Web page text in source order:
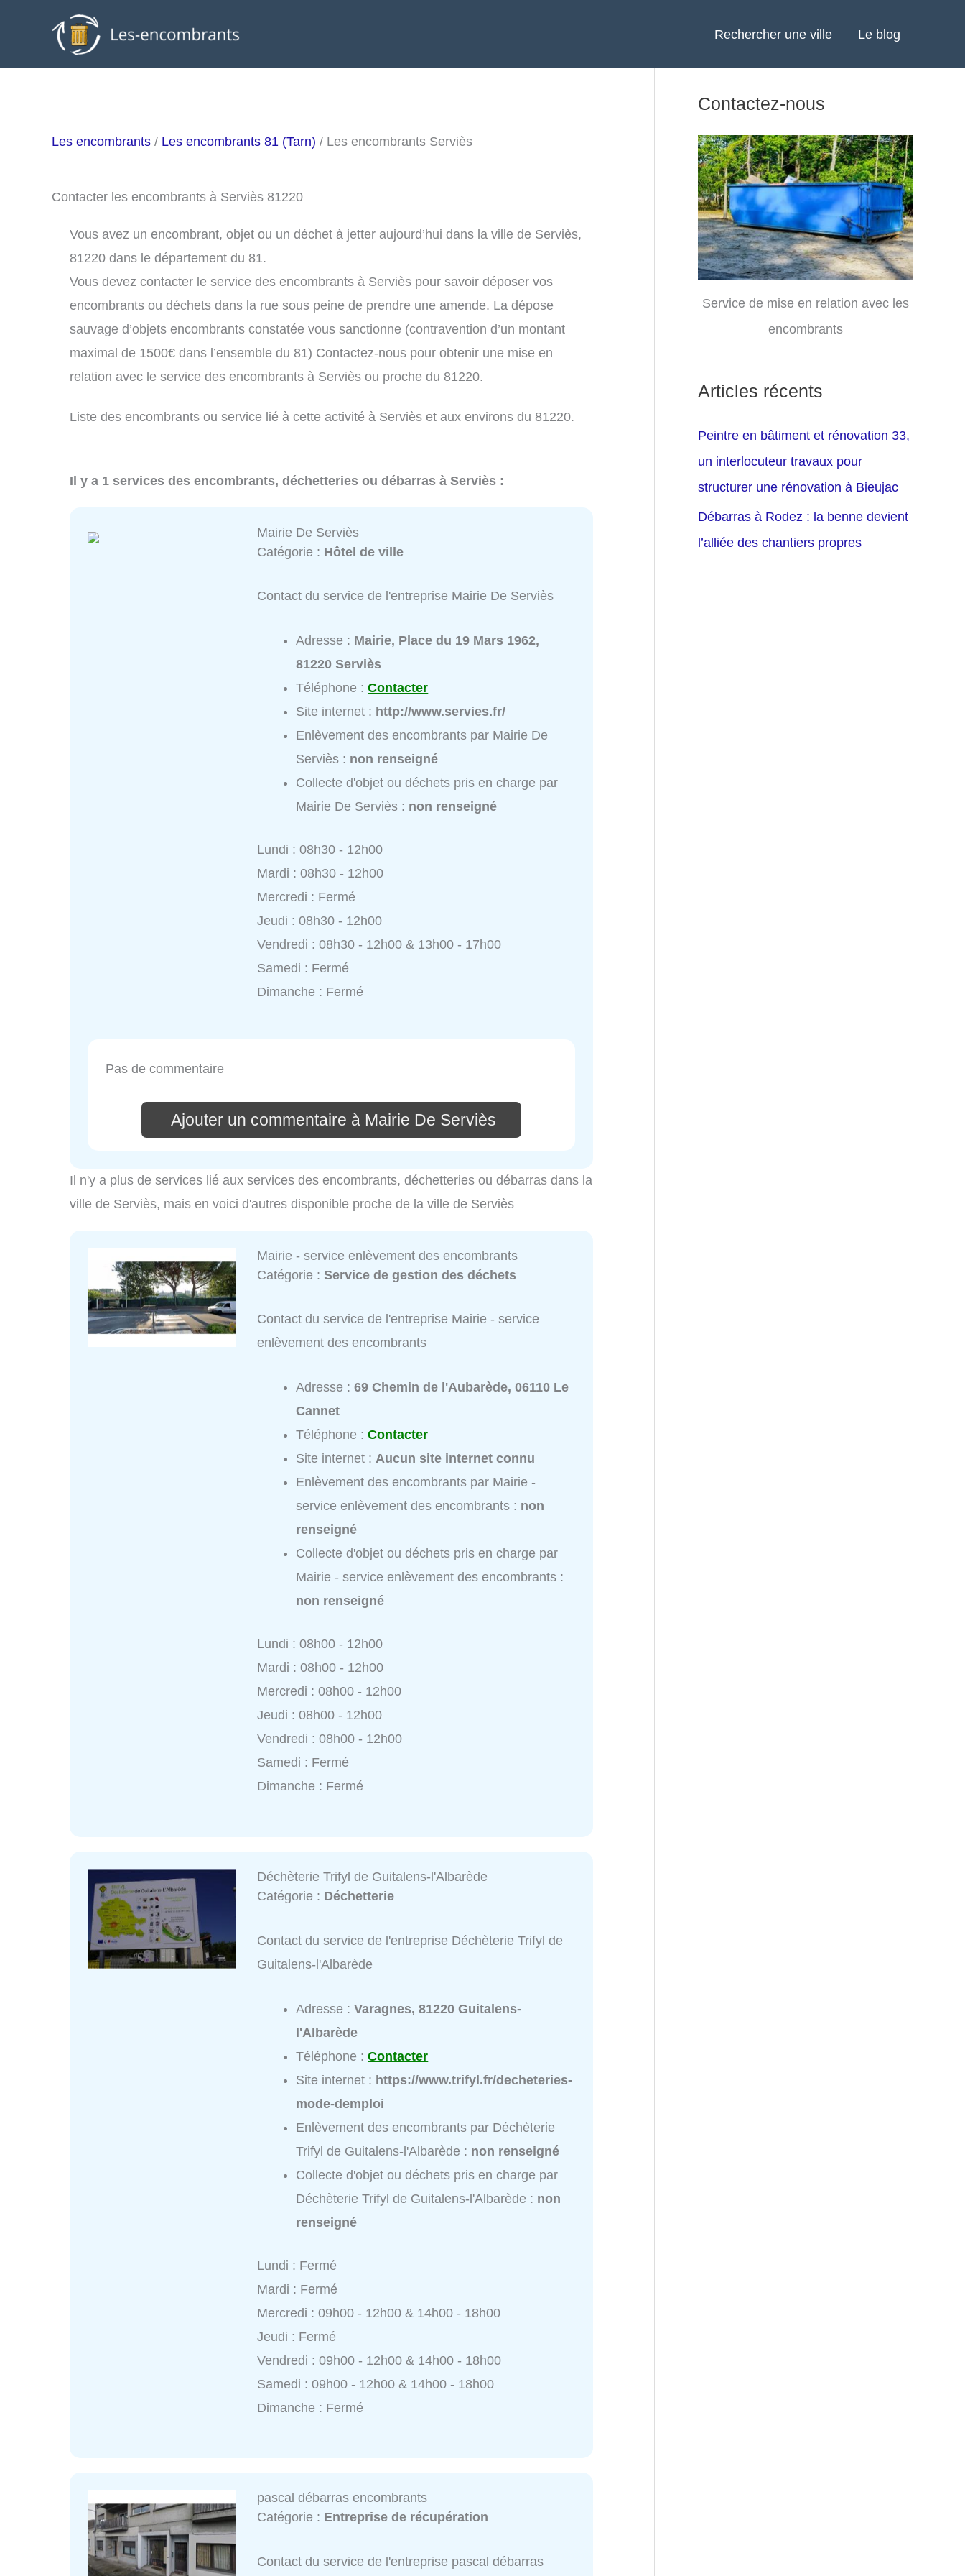
Rechercher une ville Le blog
Les encombrants / Les encombrants 81 (Tarn) / Les encombrants Serviès
Contacter les encombrants à Serviès 81220
Vous avez un encombrant, objet ou un déchet à jetter aujourd’hui dans la ville de Serviès,
81220 dans le département du 81.
Vous devez contacter le service des encombrants à Serviès pour savoir déposer vos
encombrants ou déchets dans la rue sous peine de prendre une amende. La dépose
sauvage d’objets encombrants constatée vous sanctionne (contravention d’un montant
maximal de 1500€ dans l’ensemble du 81) Contactez-nous pour obtenir une mise en
relation avec le service des encombrants à Serviès ou proche du 81220.
Liste des encombrants ou service lié à cette activité à Serviès et aux environs du 81220.
Il y a 1 services des encombrants, déchetteries ou débarras à Serviès :
Mairie De Serviès
Catégorie : Hôtel de ville
Contact du service de l'entreprise Mairie De Serviès
Adresse : Mairie, Place du 19 Mars 1962,
81220 Serviès
Téléphone :Contacter
Site internet : http://www.servies.fr/
Enlèvement des encombrants par Mairie De
Serviès : non renseigné
Collecte d'objet ou déchets pris en charge par
Mairie De Serviès : non renseigné
Lundi : 08h30 - 12h00
Mardi : 08h30 - 12h00
Mercredi : Fermé
Jeudi : 08h30 - 12h00
Vendredi : 08h30 - 12h00 & 13h00 - 17h00
Samedi : Fermé
Dimanche : Fermé
Pas de commentaire
Ajouter un commentaire à Mairie De Serviès
Il n'y a plus de services lié aux services des encombrants, déchetteries ou débarras dans la
ville de Serviès, mais en voici d'autres disponible proche de la ville de Serviès
Mairie - service enlèvement des encombrants
Catégorie :Service de gestion des déchets
Contact du service de l'entreprise Mairie - service
enlèvement des encombrants
Adresse :69 Chemin de l'Aubarède, 06110 Le
Cannet
Téléphone :Contacter
Site internet :Aucun site internet connu
Enlèvement des encombrants par Mairie -
service enlèvement des encombrants : non
renseigné
Collecte d'objet ou déchets pris en charge par
Mairie - service enlèvement des encombrants :
non renseigné
Lundi : 08h00 - 12h00
Mardi : 08h00 - 12h00
Mercredi : 08h00 - 12h00
Jeudi : 08h00 - 12h00
Vendredi : 08h00 - 12h00
Samedi : Fermé
Dimanche : Fermé
Déchèterie Trifyl de Guitalens-l'Albarède
Catégorie : Déchetterie
Contact du service de l'entreprise Déchèterie Trifyl de
Guitalens-l'Albarède
Adresse :Varagnes, 81220 Guitalens-
l'Albarède
Téléphone :Contacter
Site internet : https://www.trifyl.fr/decheteries-
mode-demploi
Enlèvement des encombrants par Déchèterie
Trifyl de Guitalens-l'Albarède : non renseigné
Collecte d'objet ou déchets pris en charge par
Déchèterie Trifyl de Guitalens-l'Albarède : non
renseigné
Lundi : Fermé
Mardi : Fermé
Mercredi : 09h00 - 12h00 & 14h00 - 18h00
Jeudi : Fermé
Vendredi : 09h00 - 12h00 & 14h00 - 18h00
Samedi : 09h00 - 12h00 & 14h00 - 18h00
Dimanche : Fermé
pascal débarras encombrants
Catégorie : Entreprise de récupération
Contact du service de l'entreprise pascal débarras
Contactez-nous
Service de mise en relation avec les
encombrants
Articles récents
Peintre en bâtiment et rénovation 33,
un interlocuteur travaux pour
structurer une rénovation à Bieujac
Débarras à Rodez : la benne devient
l’alliée des chantiers propres